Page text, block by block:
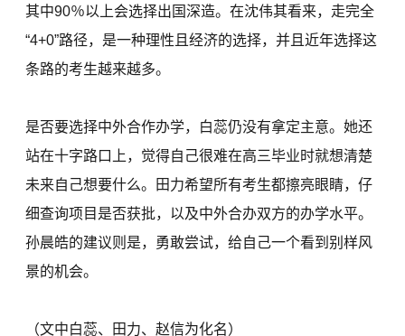
其中90％以上会选择出国深造。在沈伟其看来，走完全
“4+0”路径，是一种理性且经济的选择，并且近年选择这
条路的考生越来越多。
是否要选择中外合作办学，白蕊仍没有拿定主意。她还
站在十字路口上，觉得自己很难在高三毕业时就想清楚
未来自己想要什么。田力希望所有考生都擦亮眼睛，仔
细查询项目是否获批，以及中外合办双方的办学水平。
孙晨皓的建议则是，勇敢尝试，给自己一个看到别样风
景的机会。
（文中白蕊、田力、赵信为化名）